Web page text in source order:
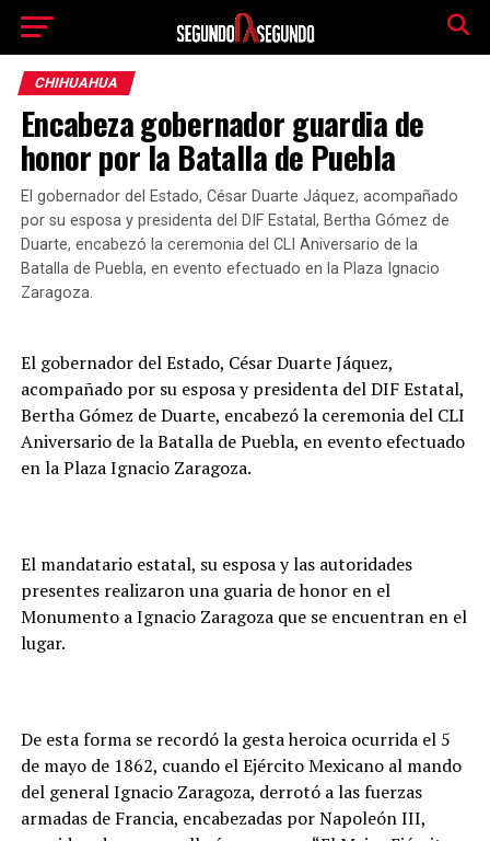
CHIHUAHUA
Encabeza gobernador guardia de
honor por la Batalla de Puebla
El gobernador del Estado, César Duarte Jáquez, acompañado
por su esposa y presidenta del DIF Estatal, Bertha Gómez de
Duarte, encabezó la ceremonia del CLI Aniversario de la
Batalla de Puebla, en evento efectuado en la Plaza Ignacio
Zaragoza.
El gobernador del Estado, César Duarte Jáquez,
acompañado por su esposa y presidenta del DIF Estatal,
Bertha Gómez de Duarte, encabezó la ceremonia del CLI
Aniversario de la Batalla de Puebla, en evento efectuado
en la Plaza Ignacio Zaragoza.
El mandatario estatal, su esposa y las autoridades
presentes realizaron una guaria de honor en el
Monumento a Ignacio Zaragoza que se encuentran en el
lugar.
De esta forma se recordó la gesta heroica ocurrida el 5
de mayo de 1862, cuando el Ejército Mexicano al mando
del general Ignacio Zaragoza, derrotó a las fuerzas
armadas de Francia, encabezadas por Napoleón III,